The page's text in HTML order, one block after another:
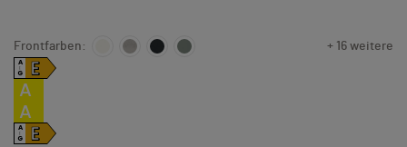
Frontfarben: + 16 weitere
A
↑
G
E
A
A
A
↑
G E